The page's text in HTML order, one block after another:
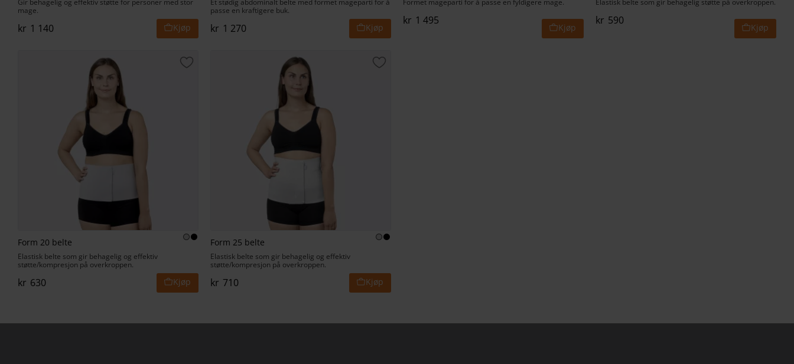
mage.
kr 1 140
passe en kraftigere buk.
kr 1 270
kr 1 495 kr 590
Form 20 belte
Elastisk belte som gir behagelig og effektiv
støtte/kompresjon på overkroppen.
kr 630
Lagre som favoritt
Form 25 belte
Elastisk belte som gir behagelig og effektiv
støtte/kompresjon på overkroppen.
kr 710
Lagre som favoritt